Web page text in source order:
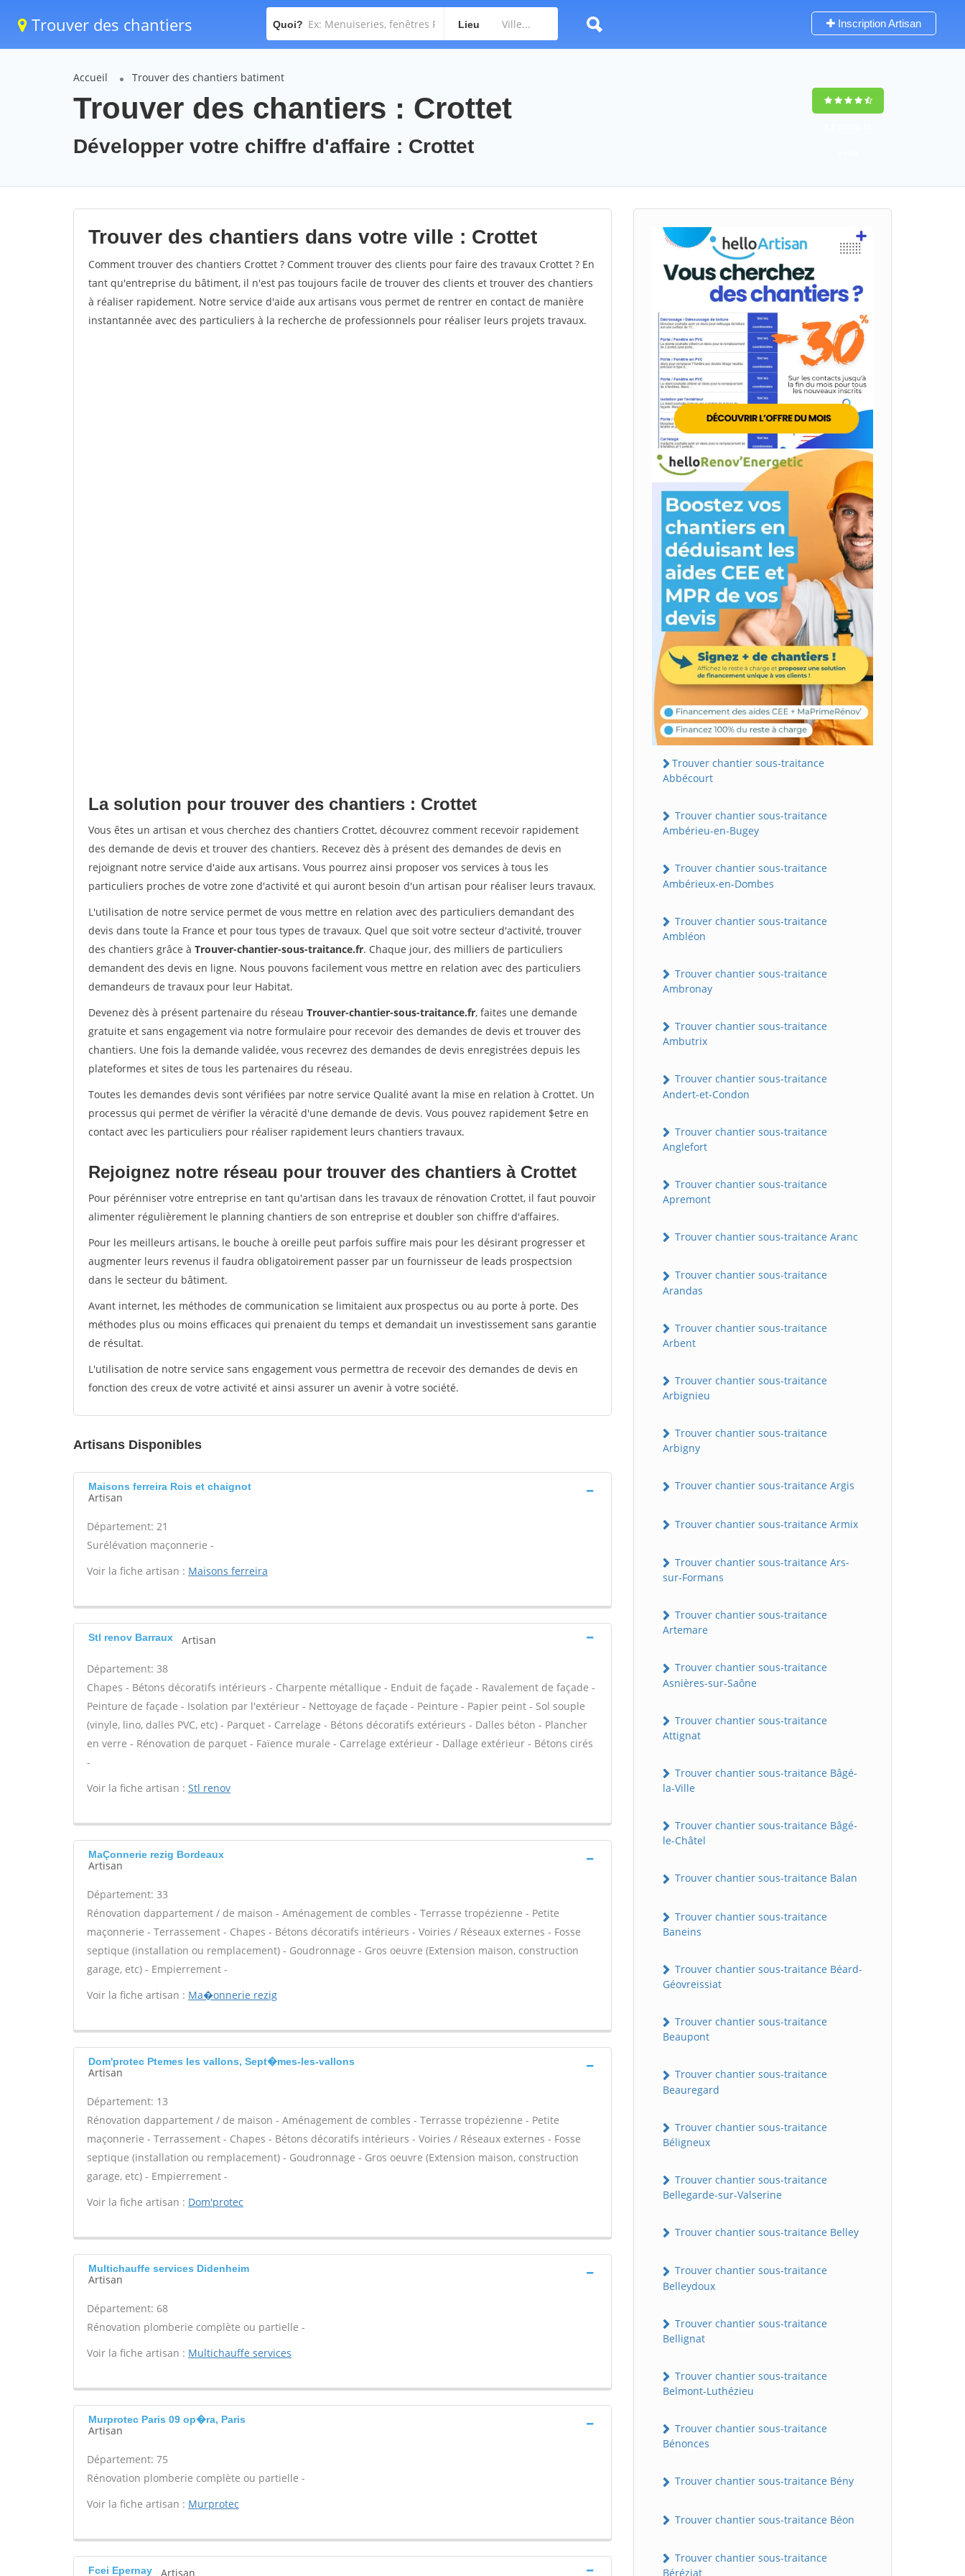
Trouver des chantiers Quoi? Lieu Inscription Artisan
Accueil Trouver des chantiers batiment
Trouver des chantiers : Crottet
Développer votre chiffre d'affaire : Crottet
Trouver des chantiers dans votre ville : Crottet
Comment trouver des chantiers Crottet ? Comment trouver des clients pour faire des travaux Crottet ? En
tant qu'entreprise du bâtiment, il n'est pas toujours facile de trouver des clients et trouver des chantiers
à réaliser rapidement. Notre service d'aide aux artisans vous permet de rentrer en contact de manière
instantannée avec des particuliers à la recherche de professionnels pour réaliser leurs projets travaux.
La solution pour trouver des chantiers : Crottet
Vous êtes un artisan et vous cherchez des chantiers Crottet, découvrez comment recevoir rapidement
des demande de devis et trouver des chantiers. Recevez dès à présent des demandes de devis en
rejoignant notre service d'aide aux artisans. Vous pourrez ainsi proposer vos services à tous les
particuliers proches de votre zone d'activité et qui auront besoin d'un artisan pour réaliser leurs travaux.
L'utilisation de notre service permet de vous mettre en relation avec des particuliers demandant des
devis dans toute la France et pour tous types de travaux. Quel que soit votre secteur d'activité, trouver
des chantiers grâce à Trouver-chantier-sous-traitance.fr. Chaque jour, des milliers de particuliers
demandent des devis en ligne. Nous pouvons facilement vous mettre en relation avec des particuliers
demandeurs de travaux pour leur Habitat.
Devenez dès à présent partenaire du réseau Trouver-chantier-sous-traitance.fr, faites une demande
gratuite et sans engagement via notre formulaire pour recevoir des demandes de devis et trouver des
chantiers. Une fois la demande validée, vous recevrez des demandes de devis enregistrées depuis les
plateformes et sites de tous les partenaires du réseau.
Toutes les demandes devis sont vérifiées par notre service Qualité avant la mise en relation à Crottet. Un
processus qui permet de vérifier la véracité d'une demande de devis. Vous pouvez rapidement $etre en
contact avec les particuliers pour réaliser rapidement leurs chantiers travaux.
Rejoignez notre réseau pour trouver des chantiers à Crottet
Pour pérénniser votre entreprise en tant qu'artisan dans les travaux de rénovation Crottet, il faut pouvoir
alimenter régulièrement le planning chantiers de son entreprise et doubler son chiffre d'affaires.
Pour les meilleurs artisans, le bouche à oreille peut parfois suffire mais pour les désirant progresser et
augmenter leurs revenus il faudra obligatoirement passer par un fournisseur de leads prospectsion
dans le secteur du bâtiment.
Avant internet, les méthodes de communication se limitaient aux prospectus ou au porte à porte. Des
méthodes plus ou moins efficaces qui prenaient du temps et demandait un investissement sans garantie
de résultat.
L'utilisation de notre service sans engagement vous permettra de recevoir des demandes de devis en
fonction des creux de votre activité et ainsi assurer un avenir à votre société.
Artisans Disponibles
Maisons ferreira Rois et chaignot
Artisan
Département: 21
Surélévation maçonnerie -
Voir la fiche artisan : Maisons ferreira
Stl renov Barraux Artisan
Département: 38
Chapes - Bétons décoratifs intérieurs - Charpente métallique - Enduit de façade - Ravalement de façade -
Peinture de façade - Isolation par l'extérieur - Nettoyage de façade - Peinture - Papier peint - Sol souple
(vinyle, lino, dalles PVC, etc) - Parquet - Carrelage - Bétons décoratifs extérieurs - Dalles béton - Plancher
en verre - Rénovation de parquet - Faïence murale - Carrelage extérieur - Dallage extérieur - Bétons cirés
-
Voir la fiche artisan : Stl renov
MaÇonnerie rezig Bordeaux
Artisan
Département: 33
Rénovation dappartement / de maison - Aménagement de combles - Terrasse tropézienne - Petite
maçonnerie - Terrassement - Chapes - Bétons décoratifs intérieurs - Voiries / Réseaux externes - Fosse
septique (installation ou remplacement) - Goudronnage - Gros oeuvre (Extension maison, construction
garage, etc) - Empierrement -
Voir la fiche artisan : Ma�onnerie rezig
Dom'protec Ptemes les vallons, Sept�mes-les-vallons
Artisan
Département: 13
Rénovation dappartement / de maison - Aménagement de combles - Terrasse tropézienne - Petite
maçonnerie - Terrassement - Chapes - Bétons décoratifs intérieurs - Voiries / Réseaux externes - Fosse
septique (installation ou remplacement) - Goudronnage - Gros oeuvre (Extension maison, construction
garage, etc) - Empierrement -
Voir la fiche artisan : Dom'protec
Multichauffe services Didenheim
Artisan
Département: 68
Rénovation plomberie complète ou partielle -
Voir la fiche artisan : Multichauffe services
Murprotec Paris 09 op�ra, Paris
Artisan
Département: 75
Rénovation plomberie complète ou partielle -
Voir la fiche artisan : Murprotec
Fcei Epernay Artisan
Trouver chantier sous-traitance
Abbécourt
Trouver chantier sous-traitance
Ambérieu-en-Bugey
Trouver chantier sous-traitance
Ambérieux-en-Dombes
Trouver chantier sous-traitance
Ambléon
Trouver chantier sous-traitance
Ambronay
Trouver chantier sous-traitance
Ambutrix
Trouver chantier sous-traitance
Andert-et-Condon
Trouver chantier sous-traitance
Anglefort
Trouver chantier sous-traitance
Apremont
Trouver chantier sous-traitance Aranc
Trouver chantier sous-traitance
Arandas
Trouver chantier sous-traitance
Arbent
Trouver chantier sous-traitance
Arbignieu
Trouver chantier sous-traitance
Arbigny
Trouver chantier sous-traitance Argis
Trouver chantier sous-traitance Armix
Trouver chantier sous-traitance Ars-
sur-Formans
Trouver chantier sous-traitance
Artemare
Trouver chantier sous-traitance
Asnières-sur-Saône
Trouver chantier sous-traitance
Attignat
Trouver chantier sous-traitance Bâgé-
la-Ville
Trouver chantier sous-traitance Bâgé-
le-Châtel
Trouver chantier sous-traitance Balan
Trouver chantier sous-traitance
Baneins
Trouver chantier sous-traitance Béard-
Géovreissiat
Trouver chantier sous-traitance
Beaupont
Trouver chantier sous-traitance
Beauregard
Trouver chantier sous-traitance
Béligneux
Trouver chantier sous-traitance
Bellegarde-sur-Valserine
Trouver chantier sous-traitance Belley
Trouver chantier sous-traitance
Belleydoux
Trouver chantier sous-traitance
Bellignat
Trouver chantier sous-traitance
Belmont-Luthézieu
Trouver chantier sous-traitance
Bénonces
Trouver chantier sous-traitance Bény
Trouver chantier sous-traitance Béon
Trouver chantier sous-traitance
Béréziat